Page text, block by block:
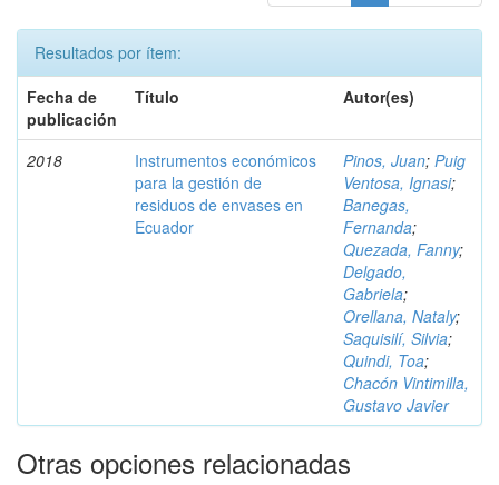
Resultados por ítem:
Fecha de
publicación
Título Autor(es)
2018
Instrumentos económicos
para la gestión de
residuos de envases en
Ecuador
Pinos, Juan; Puig
Ventosa, Ignasi;
Banegas,
Fernanda;
Quezada, Fanny;
Delgado,
Gabriela;
Orellana, Nataly;
Saquisilí, Silvia;
Quindi, Toa;
Chacón Vintimilla,
Gustavo Javier
Otras opciones relacionadas